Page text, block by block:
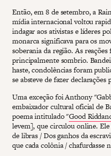
Então, em 8 de setembro, a
mídia internacional voltou
indagar aos ativistas e líderes
monarca significava para os
soberania da região. As
principalmente sombrio.
haste, condolências foram
se absteve de fazer declarações
Uma exceção foi Anthony
embaixador cultural oficial de
poema intitulado "Good
levem], que circulou online.
de libras / Dos ganhos da
que cada colônia / chafurdasse